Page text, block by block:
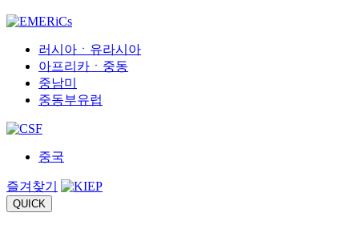
러시아ㆍ유라시아
아프리카ㆍ중동
중남미
중동부유럽
중국
즐겨찾기
QUICK